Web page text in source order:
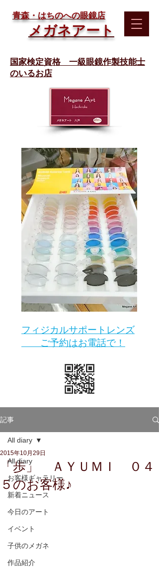
​青森・はちのへの眼鏡店
メガネアート
国家検定資格 一級眼鏡作製技能士
のいるお店
​フィジカルサポートレンズ
ご予約はお電話で！
記事
All diary
お客様ギャラリー
新着ニュース
今日のアート
イベント
子供のメガネ
作品紹介
All diary
「歩」 ＡＹＵＭＩ ０４
５のお客様♪
2015年10月29日